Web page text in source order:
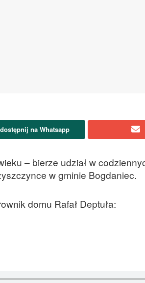
na Whatsapp
– bierze udział w
w gminie Bogdaniec.
domu Rafał Deptuła: